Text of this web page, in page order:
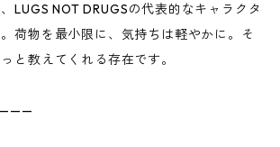
LUGS NOT DRUGSの代表的なキャラクタ
荷物を最小限に、気持ちは軽やかに。そ
と教えてくれる存在です。